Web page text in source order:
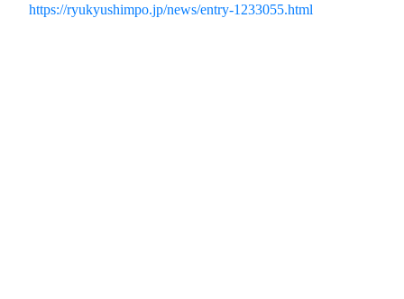
https://ryukyushimpo.jp/news/entry-1233055.html